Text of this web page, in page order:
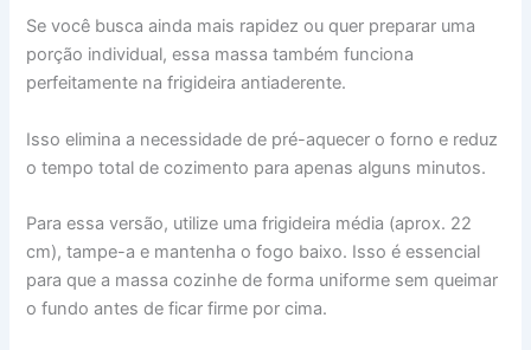
Se você busca ainda mais rapidez ou quer preparar uma
porção individual, essa massa também funciona
perfeitamente na frigideira antiaderente.
Isso elimina a necessidade de pré-aquecer o forno e reduz
o tempo total de cozimento para apenas alguns minutos.
Para essa versão, utilize uma frigideira média (aprox. 22
cm), tampe-a e mantenha o fogo baixo. Isso é essencial
para que a massa cozinhe de forma uniforme sem queimar
o fundo antes de ficar firme por cima.